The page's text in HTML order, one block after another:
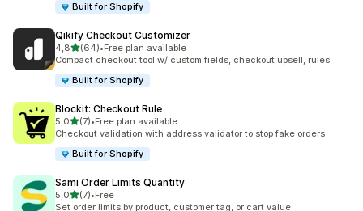
Built for Shopify
Qikify Checkout Customizer
4,85 yıldız üzerinden
(64)
toplam 64 değerlendirme
•Free plan available
Compact checkout tool w/ custom fields, checkout upsell, rules
Built for Shopify
Blockit: Checkout Rule
5,05 yıldız üzerinden
(7)
toplam 7 değerlendirme
•Free plan available
Checkout validation with address validator to stop fake orders
Built for Shopify
Sami Order Limits Quantity
5,05 yıldız üzerinden
(7)
toplam 7 değerlendirme
•Free
Set order limits by product, customer tag, or cart value